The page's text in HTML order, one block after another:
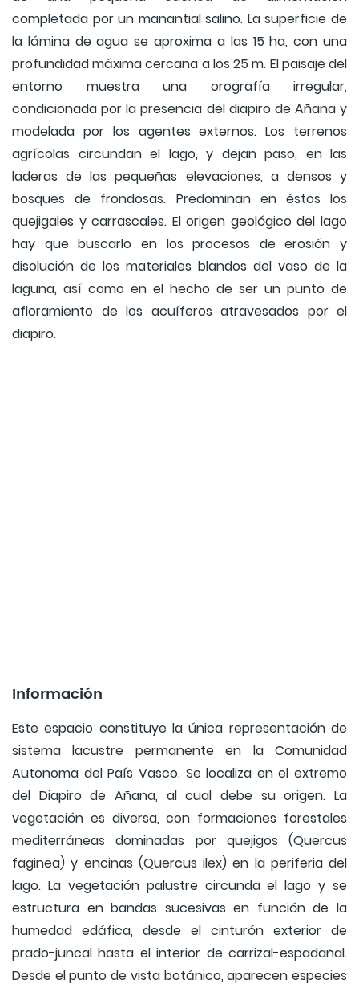
completada por un manantial salino. La superficie de
la lámina de agua se aproxima a las 15 ha, con una
profundidad máxima cercana a los 25 m. El paisaje del
entorno muestra una orografía irregular,
condicionada por la presencia del diapiro de Añana y
modelada por los agentes externos. Los terrenos
agrícolas circundan el lago, y dejan paso, en las
laderas de las pequeñas elevaciones, a densos y
bosques de frondosas. Predominan en éstos los
quejigales y carrascales. El origen geológico del lago
hay que buscarlo en los procesos de erosión y
disolución de los materiales blandos del vaso de la
laguna, así como en el hecho de ser un punto de
afloramiento de los acuíferos atravesados por el
diapiro.
Información
Este espacio constituye la única representación de
sistema lacustre permanente en la Comunidad
Autonoma del País Vasco. Se localiza en el extremo
del Diapiro de Añana, al cual debe su origen. La
vegetación es diversa, con formaciones forestales
mediterráneas dominadas por quejigos (Quercus
faginea) y encinas (Quercus ilex) en la periferia del
lago. La vegetación palustre circunda el lago y se
estructura en bandas sucesivas en función de la
humedad edáfica, desde el cinturón exterior de
prado-juncal hasta el interior de carrizal-espadañal.
Desde el punto de vista botánico, aparecen especies